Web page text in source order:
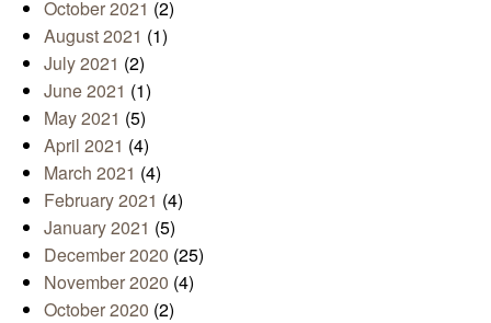
October 2021 (2)
August 2021 (1)
July 2021 (2)
June 2021 (1)
May 2021 (5)
April 2021 (4)
March 2021 (4)
February 2021 (4)
January 2021 (5)
December 2020 (25)
November 2020 (4)
October 2020 (2)